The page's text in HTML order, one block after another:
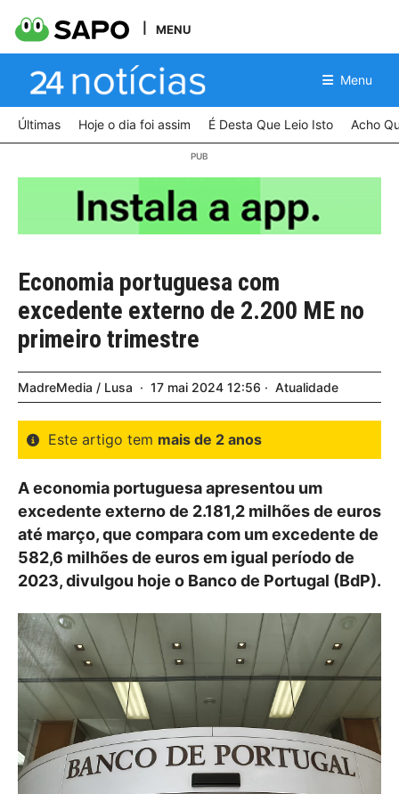
MENU
Menu
Últimas Hoje o dia foi assim É Desta Que Leio Isto Acho
Economia portuguesa com
excedente externo de 2.200 ME no
primeiro trimestre
MadreMedia / Lusa 17 mai 2024 12:56 Atualidade
Este artigo tem mais de 2 anos
A economia portuguesa apresentou um
excedente externo de 2.181,2 milhões de euros
até março, que compara com um excedente de
582,6 milhões de euros em igual período de
2023, divulgou hoje o Banco de Portugal (BdP).